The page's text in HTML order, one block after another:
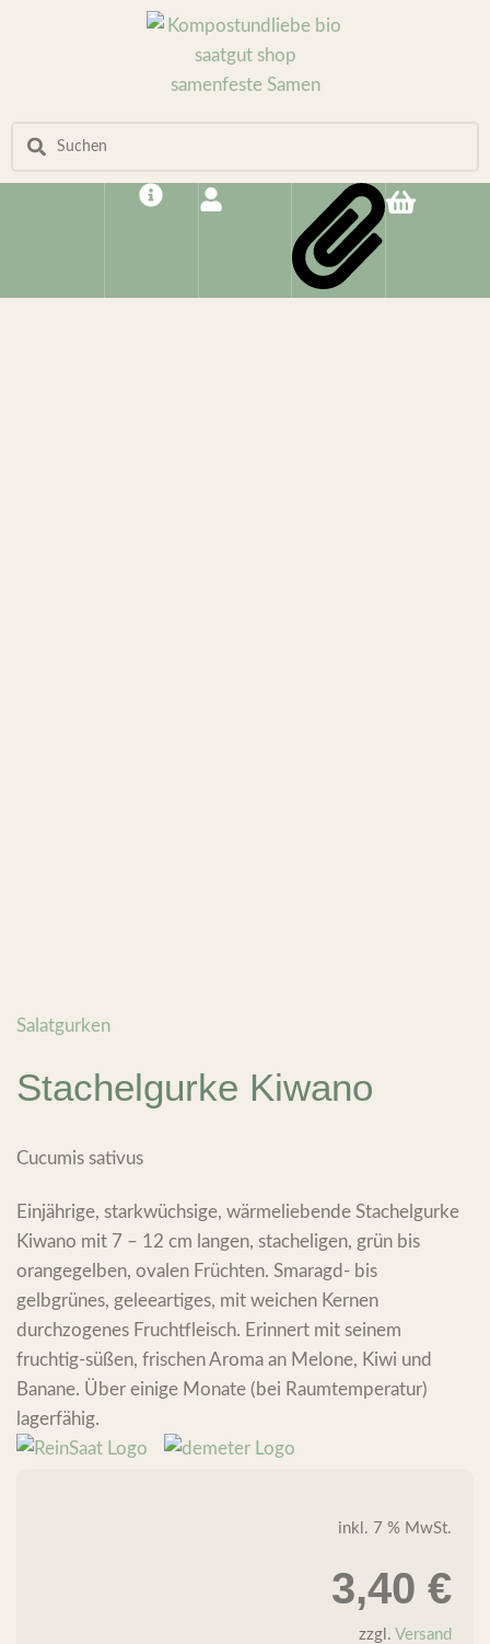
Salatgurken
Stachelgurke Kiwano
Cucumis sativus
Einjährige, starkwüchsige, wärmeliebende Stachelgurke
Kiwano mit 7 – 12 cm langen, stacheligen, grün bis
orangegelben, ovalen Früchten. Smaragd- bis
gelbgrünes, geleeartiges, mit weichen Kernen
durchzogenes Fruchtfleisch. Erinnert mit seinem
fruchtig-süßen, frischen Aroma an Melone, Kiwi und
Banane. Über einige Monate (bei Raumtemperatur)
lagerfähig.
inkl. 7 % MwSt.
3,40 €
zzgl. Versand